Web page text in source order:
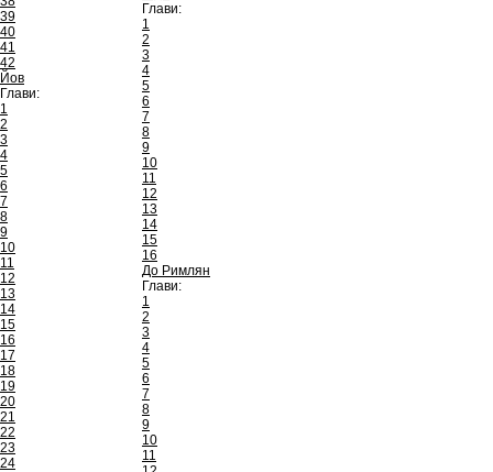
39
40
41
42
Йов
Глави:
1
2
3
4
5
6
7
8
9
10
11
12
13
14
15
16
17
18
19
20
21
22
23
24
Глави:
1
2
3
4
5
6
7
8
9
10
11
12
13
14
15
16
До Римлян
Глави:
1
2
3
4
5
6
7
8
9
10
11